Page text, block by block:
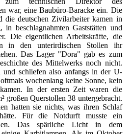
war, eine Baubüro-Baracke ein. Die
die deutschen Zivilarbeiter kamen in
in beschlagnahmten Gaststätten und
Die eigentlichen Arbeitskräfte, die
in den unterirdischen Stollen ihr
Das Lager "Dora" gab es zum
des Mittelwerks noch nicht.
und schliefen also anfangs in der U-
wochenlang keine Sonne, kein
In der ersten Zeit waren die
großen Querstollen 38 untergebracht.
hatten sie nichts, was ihren Schlaf
hätte. Für die Notdurft musste ein
Das spärliche Licht in dem